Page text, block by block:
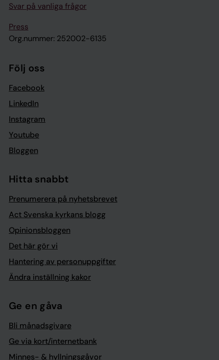
Svar på vanliga frågor
Press
Org.nummer: 252002-6135
Följ oss
Facebook
LinkedIn
Instagram
Youtube
Bloggen
Hitta snabbt
Prenumerera på nyhetsbrevet
Act Svenska kyrkans blogg
Opinionsbloggen
Det här gör vi
Hantering av personuppgifter
Ändra inställning kakor
Ge en gåva
Bli månadsgivare
Ge via kort/internetbank
Minnes- & hyllningsgåvor